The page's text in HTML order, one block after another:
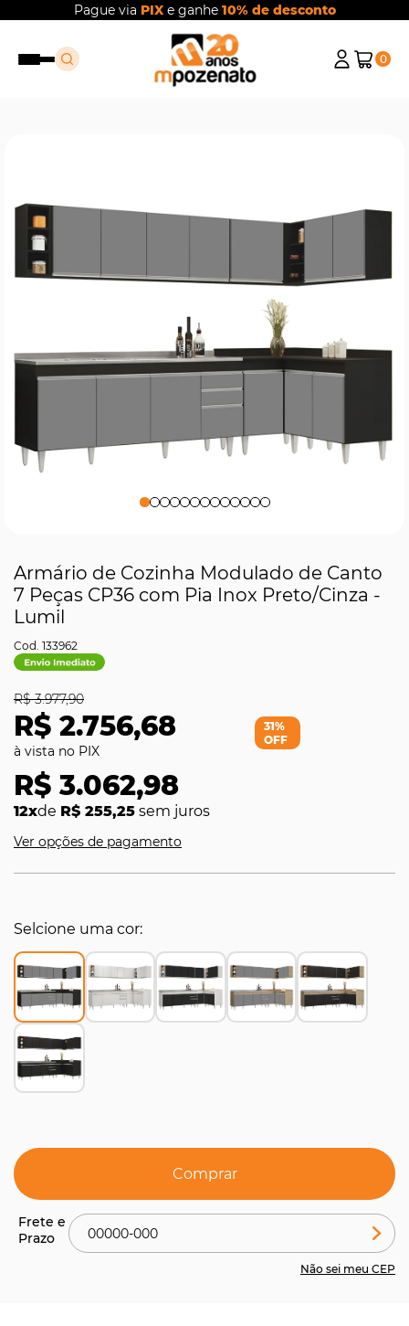
Pague via PIXe ganhe 10% de desconto
0
Armário de Cozinha Modulado de Canto
7 Peças CP36 com Pia Inox Preto/Cinza -
Lumil
133962
R$ 2.756,68
R$ 3.977,90
R$ 3.062,98
12xde R$ 255,25 sem juros
31%
OFF
Ver opções de pagamento
Selcione uma cor
Comprar
Não sei meu CEP